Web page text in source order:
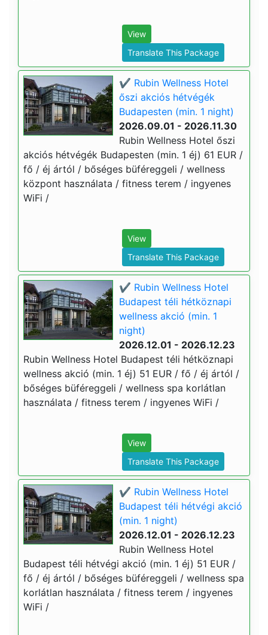
View
Translate This Package
✔️ Rubin Wellness Hotel
őszi akciós hétvégék
Budapesten (min. 1 night)
2026.09.01 - 2026.11.30
Rubin Wellness Hotel őszi
akciós hétvégék Budapesten (min. 1 éj) 61 EUR /
fő / éj ártól / bőséges büféreggeli / wellness
központ használata / fitness terem / ingyenes
WiFi /
View
Translate This Package
✔️ Rubin Wellness Hotel
Budapest téli hétköznapi
wellness akció (min. 1
night)
2026.12.01 - 2026.12.23
Rubin Wellness Hotel Budapest téli hétköznapi
wellness akció (min. 1 éj) 51 EUR / fő / éj ártól /
bőséges büféreggeli / wellness spa korlátlan
használata / fitness terem / ingyenes WiFi /
View
Translate This Package
✔️ Rubin Wellness Hotel
Budapest téli hétvégi akció
(min. 1 night)
2026.12.01 - 2026.12.23
Rubin Wellness Hotel
Budapest téli hétvégi akció (min. 1 éj) 51 EUR /
fő / éj ártól / bőséges büféreggeli / wellness spa
korlátlan használata / fitness terem / ingyenes
WiFi /